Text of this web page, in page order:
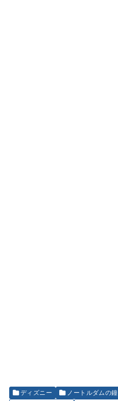
ディズニー ノートルダムの鐘